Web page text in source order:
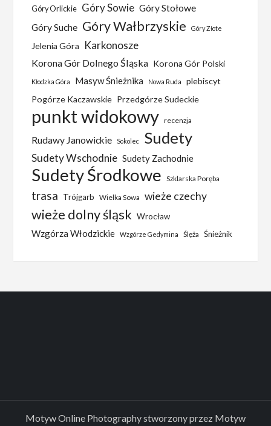
Góry Orlickie Góry Sowie Góry Stołowe
Góry Suche Góry Wałbrzyskie Góry Złote
Jelenia Góra Karkonosze
Korona Gór Dolnego Śląska Korona Gór Polski
Kłodzka Góra Masyw Śnieżnika Nowa Ruda
plebiscyt
Pogórze Kaczawskie Przedgórze Sudeckie
punkt widokowy recenzja
Rudawy Janowickie Sokolec Sudety
Sudety Wschodnie Sudety Zachodnie
Sudety Środkowe Szklarska Poręba
trasa Trójgarb Wielka Sowa wieże czechy
wieże dolny śląsk Wrocław
Wzgórza Włodzickie Wzgórze Gedymina Ślęża Śnieżnik
Motyw Online Photography stworzony przez Motyw